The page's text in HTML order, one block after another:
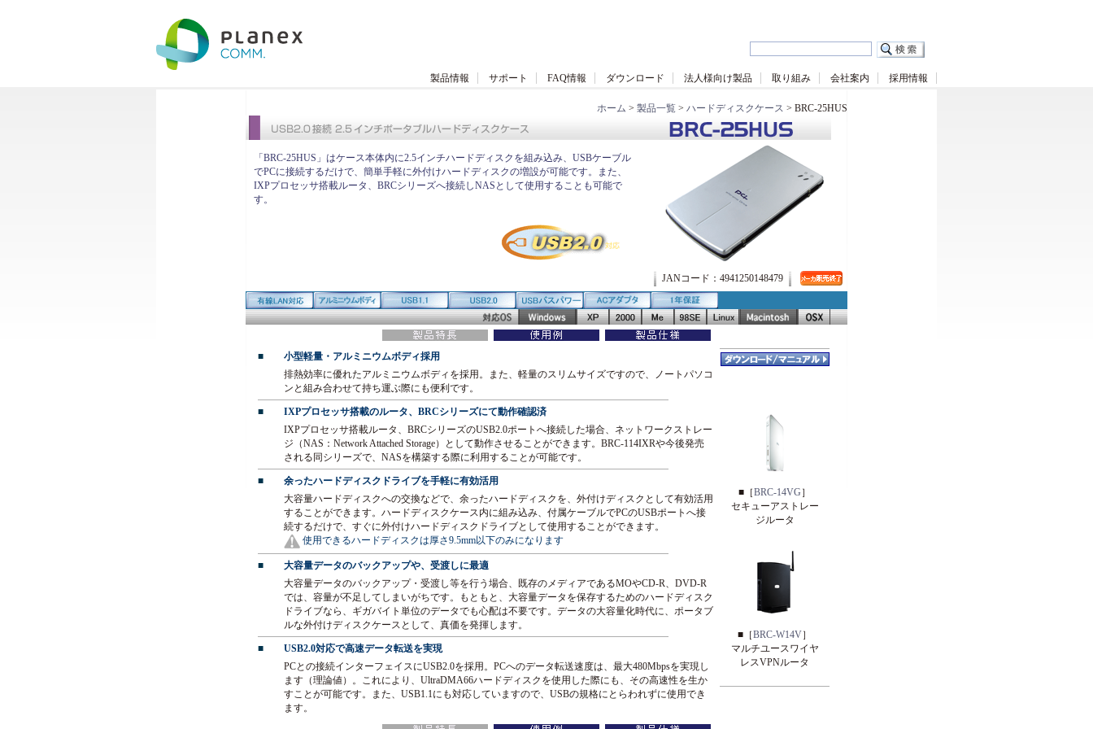
製品情報 サポート FAQ情報 ダウンロード 法人様向け製品 取り組み 会社案内 採用情報
ホーム > 製品一覧 > ハードディスクケース > BRC-25HUS
「BRC-25HUS」はケース本体内に2.5インチハードディスクを組み込み、USBケーブル
でPCに接続するだけで、簡単手軽に外付けハードディスクの増設が可能です。また、
IXPプロセッサ搭載ルータ、BRCシリーズへ接続しNASとして使用することも可能で
す。
JANコード：4941250148479
■
小型軽量・アルミニウムボディ採用
排熱効率に優れたアルミニウムボディを採用。また、軽量のスリムサイズですので、ノートパソコ
ンと組み合わせて持ち運ぶ際にも便利です。
■
IXPプロセッサ搭載のルータ、BRCシリーズにて動作確認済
IXPプロセッサ搭載ルータ、BRCシリーズのUSB2.0ポートへ接続した場合、ネットワークストレー
ジ（NAS：Network Attached Storage）として動作させることができます。BRC-114IXRや今後発売
される同シリーズで、NASを構築する際に利用することが可能です。
■
余ったハードディスクドライブを手軽に有効活用
大容量ハードディスクへの交換などで、余ったハードディスクを、外付けディスクとして有効活用
することができます。ハードディスクケース内に組み込み、付属ケーブルでPCのUSBポートへ接
続するだけで、すぐに外付けハードディスクドライブとして使用することができます。
使用できるハードディスクは厚さ9.5mm以下のみになります
■
大容量データのバックアップや、受渡しに最適
大容量データのバックアップ・受渡し等を行う場合、既存のメディアであるMOやCD-R、DVD-R
では、容量が不足してしまいがちです。もともと、大容量データを保存するためのハードディスク
ドライブなら、ギガバイト単位のデータでも心配は不要です。データの大容量化時代に、ポータブ
ルな外付けディスクケースとして、真価を発揮します。
■
USB2.0対応で高速データ転送を実現
PCとの接続インターフェイスにUSB2.0を採用。PCへのデータ転送速度は、最大480Mbpsを実現し
ます（理論値）。これにより、UltraDMA66ハードディスクを使用した際にも、その高速性を生か
すことが可能です。また、USB1.1にも対応していますので、USBの規格にとらわれずに使用でき
ます。
■［BRC-14VG ］
セキューアストレー
ジルータ
■［BRC-W14V］
マルチユースワイヤ
レスVPNルータ